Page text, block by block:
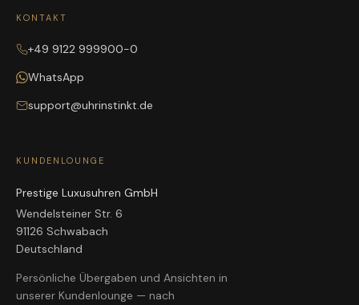
KONTAKT
+49 9122 999900-0
WhatsApp
support@uhrinstinkt.de
KUNDENLOUNGE
Prestige Luxusuhren GmbH
Wendelsteiner Str. 6
91126 Schwabach
Deutschland
Persönliche Übergaben und Ansichten in
unserer Kundenlounge — nach